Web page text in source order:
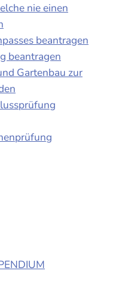
nie einen
beantragen
beantragen
Gartenbau zur